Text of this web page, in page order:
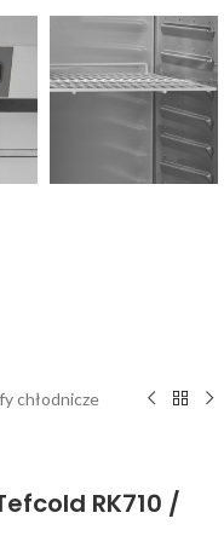
chłodnicze
RK710 /